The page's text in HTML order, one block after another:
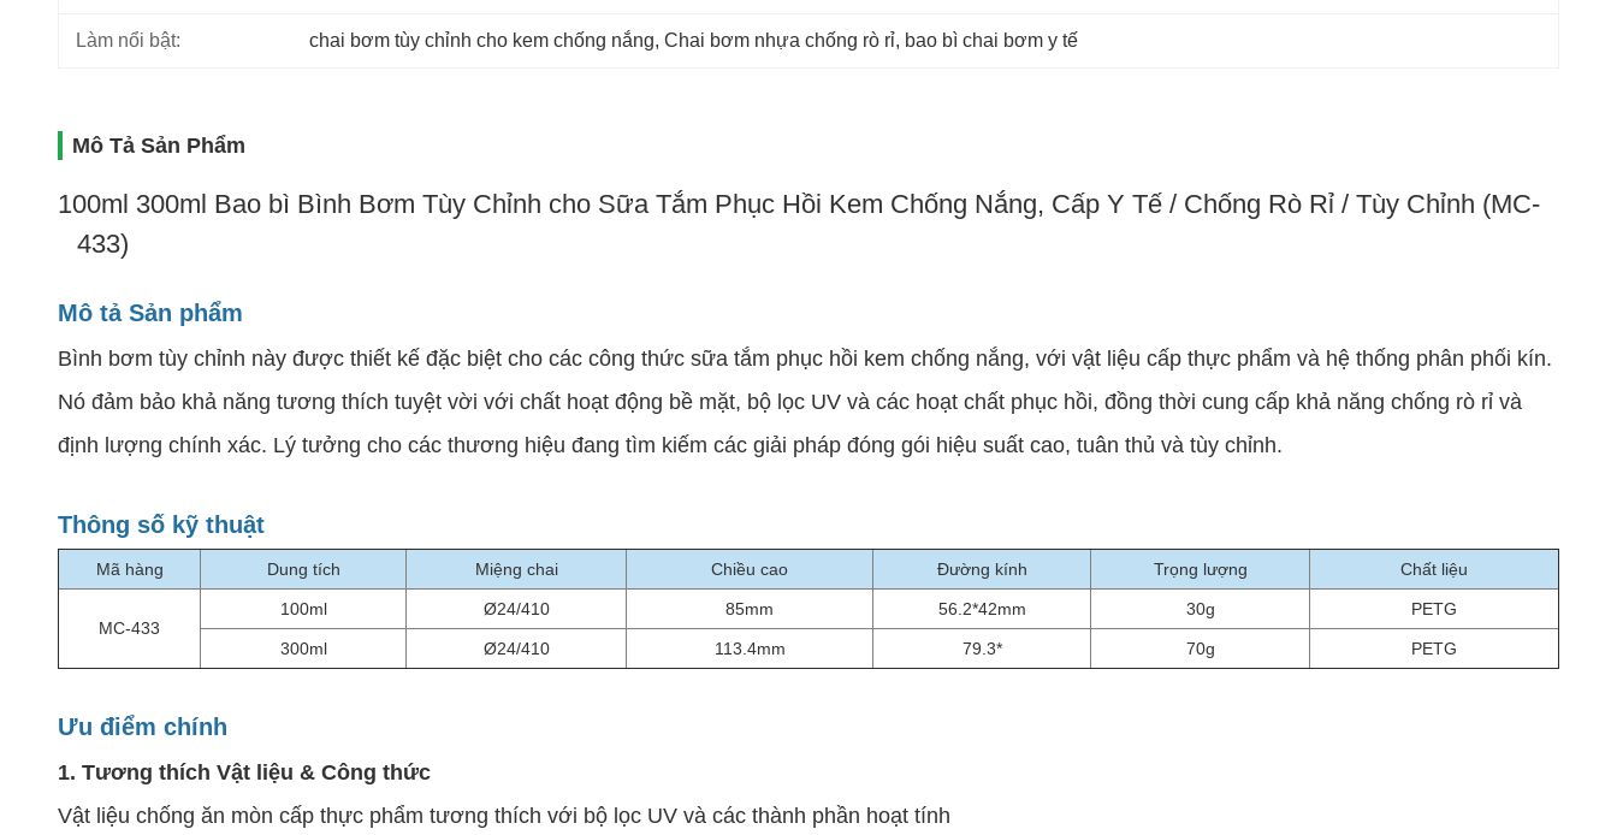
Làm nổi bật: chai bơm tùy chỉnh cho kem chống nắng, Chai bơm nhựa chống rò rỉ, bao bì chai bơm y tế
Mô Tả Sản Phẩm
100ml 300ml Bao bì Bình Bơm Tùy Chỉnh cho Sữa Tắm Phục Hồi Kem Chống Nắng, Cấp Y Tế / Chống Rò Rỉ / Tùy Chỉnh (MC-
433)
Mô tả Sản phẩm
Bình bơm tùy chỉnh này được thiết kế đặc biệt cho các công thức sữa tắm phục hồi kem chống nắng, với vật liệu cấp thực phẩm và hệ thống phân phối kín.
Nó đảm bảo khả năng tương thích tuyệt vời với chất hoạt động bề mặt, bộ lọc UV và các hoạt chất phục hồi, đồng thời cung cấp khả năng chống rò rỉ và
định lượng chính xác. Lý tưởng cho các thương hiệu đang tìm kiếm các giải pháp đóng gói hiệu suất cao, tuân thủ và tùy chỉnh.
Thông số kỹ thuật
Mã hàng Dung tích Miệng chai Chiều cao Đường kính Trọng lượng Chất liệu
MC-433
100ml Ø24/410 85mm 56.2*42mm 30g PETG
300ml Ø24/410 113.4mm 79.3* 70g PETG
Ưu điểm chính
1. Tương thích Vật liệu & Công thức
Vật liệu chống ăn mòn cấp thực phẩm tương thích với bộ lọc UV và các thành phần hoạt tính